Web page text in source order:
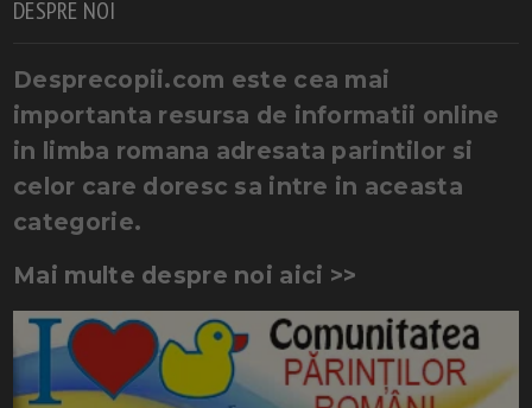
DESPRE NOI
Desprecopii.com este cea mai
importanta resursa de informatii online
in limba romana adresata parintilor si
celor care doresc sa intre in aceasta
categorie.
Mai multe despre noi aici >>